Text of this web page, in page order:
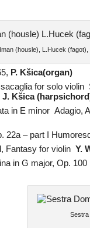
(housle), L.Hucek
P. Kšica(organ)
for solo
J. Kšica
in E minor Adagio,
22a – part I
Fantasy for violin Y.
in G major, Op.
Sestra